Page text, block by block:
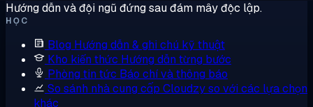
Hướng dẫn và đội ngũ đứng sau đám mây độc lập.
HỌC
Blog Hướng dẫn & ghi chú kỹ thuật
Kho kiến thức Hướng dẫn từng bước
Phòng tin tức Báo chí và thông báo
So sánh nhà cung cấp Cloudzy so với các lựa chọn
khác